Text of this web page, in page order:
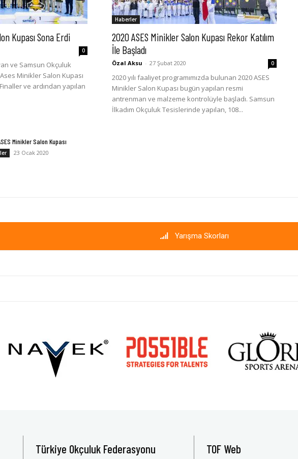
Kupası Sona Erdi
0
ve Samsun Okçuluk
Minikler Salon Kupası
ve ardından yapılan
Haberler
2020 ASES Minikler Salon Kupası Rekor Katılım
İle Başladı
Özal Aksu - 27 Şubat 2020 0
2020 yılı faaliyet programımızda bulunan 2020 ASES
Minikler Salon Kupası bugün yapılan resmi
antrenman ve malzeme kontrolüyle başladı. Samsun
İlkadım Okçuluk Tesislerinde yapılan, 108...
Minikler Salon Kupası
23 Ocak 2020
Yarışma Skorları
Türkiye Okçuluk Federasyonu
TOF Web